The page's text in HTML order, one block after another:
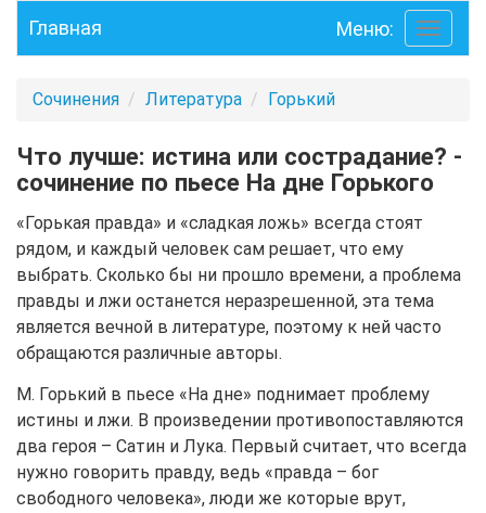
Toggle
Главная Меню:
Сочинения Литература Горький
Что лучше: истина или сострадание? -
сочинение по пьесе На дне Горького
«Горькая правда» и «сладкая ложь» всегда стоят
рядом, и каждый человек сам решает, что ему
выбрать. Сколько бы ни прошло времени, а проблема
правды и лжи останется неразрешенной, эта тема
является вечной в литературе, поэтому к ней часто
обращаются различные авторы.
М. Горький в пьесе «На дне» поднимает проблему
истины и лжи. В произведении противопоставляются
два героя – Сатин и Лука. Первый считает, что всегда
нужно говорить правду, ведь «правда – бог
свободного человека», люди же которые врут,